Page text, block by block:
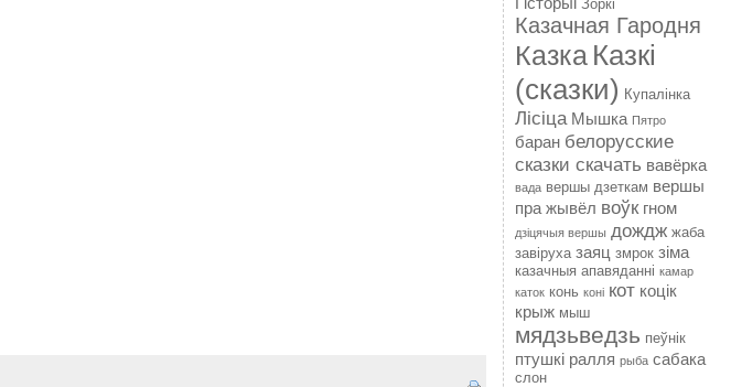
Зоркі
Казачная Гародня
Казка Казкі
(сказки) Купалінка
Лісіца Мышка Пятро
баран белорусские
сказки скачать вавёрка
вада вершы дзеткам вершы
пра жывёл воўк гном
дзіцячыя вершы дождж жаба
завіруха заяц змрок зіма
казачныя апавяданні камар
каток конь коні кот коцік
крыж мыш
мядзьведзь пеўнік
птушкі ралля рыба сабака
слон